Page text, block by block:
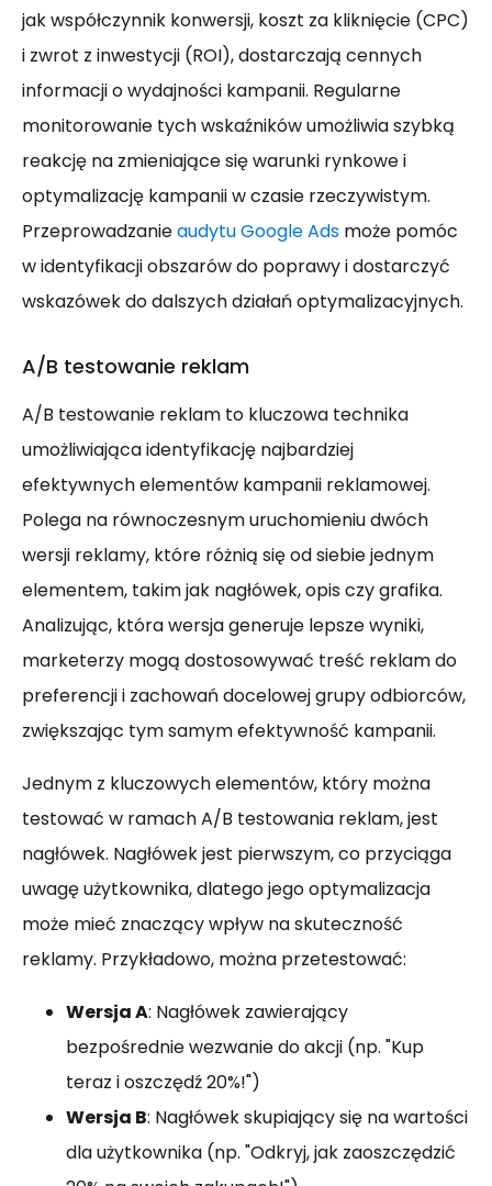
jak współczynnik konwersji, koszt za kliknięcie (CPC)
i zwrot z inwestycji (ROI), dostarczają cennych
informacji o wydajności kampanii. Regularne
monitorowanie tych wskaźników umożliwia szybką
reakcję na zmieniające się warunki rynkowe i
optymalizację kampanii w czasie rzeczywistym.
Przeprowadzanieaudytu Google Ads może pomóc
w identyfikacji obszarów do poprawy i dostarczyć
wskazówek do dalszych działań optymalizacyjnych.
A/B testowanie reklam
A/B testowanie reklam to kluczowa technika
umożliwiająca identyfikację najbardziej
efektywnych elementów kampanii reklamowej.
Polega na równoczesnym uruchomieniu dwóch
wersji reklamy, które różnią się od siebie jednym
elementem, takim jak nagłówek, opis czy grafika.
Analizując, która wersja generuje lepsze wyniki,
marketerzy mogą dostosowywać treść reklam do
preferencji i zachowań docelowej grupy odbiorców,
zwiększając tym samym efektywność kampanii.
Jednym z kluczowych elementów, który można
testować w ramach A/B testowania reklam, jest
nagłówek. Nagłówek jest pierwszym, co przyciąga
uwagę użytkownika, dlatego jego optymalizacja
może mieć znaczący wpływ na skuteczność
reklamy. Przykładowo, można przetestować:
Wersja A: Nagłówek zawierający
bezpośrednie wezwanie do akcji (np. "Kup
teraz i oszczędź 20%!")
Wersja B: Nagłówek skupiający się na wartości
dla użytkownika (np. "Odkryj, jak zaoszczędzić